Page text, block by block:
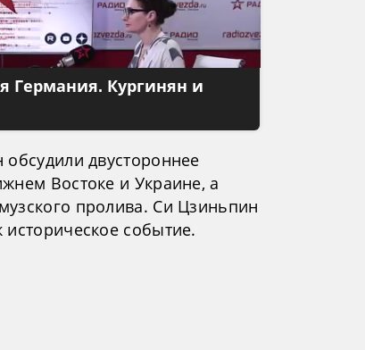
Германия. Кургинян и
двустороннее
Востоке и Украине, а
пролива. Си Цзиньпин
историческое событие.